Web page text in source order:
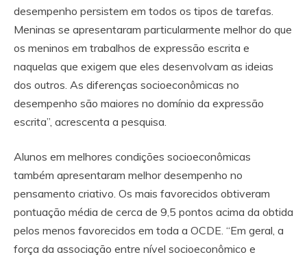
desempenho persistem em todos os tipos de tarefas.
Meninas se apresentaram particularmente melhor do que
os meninos em trabalhos de expressão escrita e
naquelas que exigem que eles desenvolvam as ideias
dos outros. As diferenças socioeconômicas no
desempenho são maiores no domínio da expressão
escrita”, acrescenta a pesquisa.
Alunos em melhores condições socioeconômicas
também apresentaram melhor desempenho no
pensamento criativo. Os mais favorecidos obtiveram
pontuação média de cerca de 9,5 pontos acima da obtida
pelos menos favorecidos em toda a OCDE. “Em geral, a
força da associação entre nível socioeconômico e